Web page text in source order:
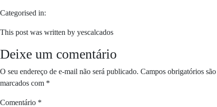
Categorised in:
This post was written by yescalcados
Deixe um comentário
O seu endereço de e-mail não será publicado. Campos obrigatórios são
marcados com *
Comentário *